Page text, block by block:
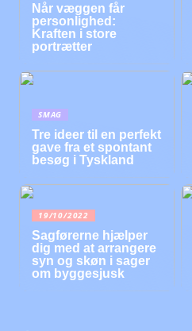
Når væggen får
personlighed:
Kraften i store
portrætter
SMAG
Tre ideer til en perfekt
gave fra et spontant
besøg i Tyskland
19/10/2022
Sagførerne hjælper
dig med at arrangere
syn og skøn i sager
om byggesjusk